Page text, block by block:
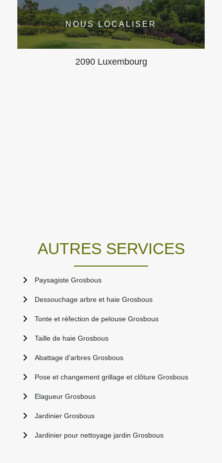
NOUS LOCALISER
2090 Luxembourg
AUTRES SERVICES
Paysagiste Grosbous
Dessouchage arbre et haie Grosbous
Tonte et réfection de pelouse Grosbous
Taille de haie Grosbous
Abattage d'arbres Grosbous
Pose et changement grillage et clôture Grosbous
Elagueur Grosbous
Jardinier Grosbous
Jardinier pour nettoyage jardin Grosbous